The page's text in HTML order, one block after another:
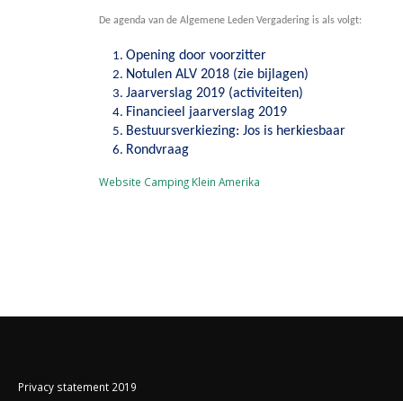
De agenda van de Algemene Leden Vergadering is als volgt:
Opening door voorzitter
Notulen ALV 2018 (zie bijlagen)
Jaarverslag 2019 (activiteiten)
Financieel jaarverslag 2019
Bestuursverkiezing: Jos is herkiesbaar
Rondvraag
Website Camping Klein Amerika
Privacy statement 2019